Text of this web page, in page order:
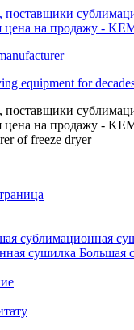
equipment for
of freeze dryer
сублимационная
сушилка Большая